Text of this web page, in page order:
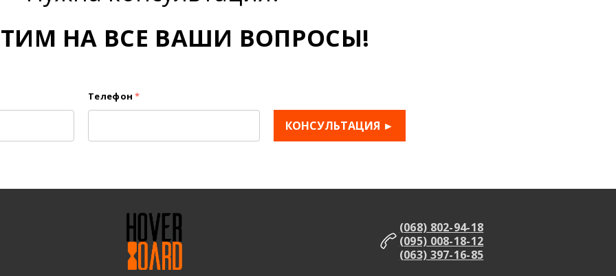
НА ВСЕ ВАШИ ВОПРОСЫ!
Телефон *
КОНСУЛЬТАЦИЯ ►
(068) 802-94-18
(095) 008-18-12
(063) 397-16-85